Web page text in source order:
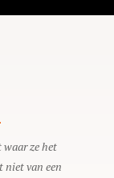
waar ze het
niet van een